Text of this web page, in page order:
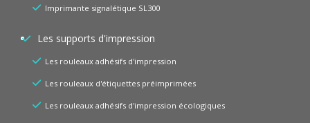
Imprimante signalétique SL300
Les supports d'impression
Les rouleaux adhésifs d'impression
Les rouleaux d'étiquettes préimprimées
Les rouleaux adhésifs d'impression écologiques